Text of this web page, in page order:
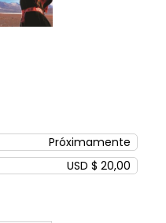
Próximamente
USD $ 20,00